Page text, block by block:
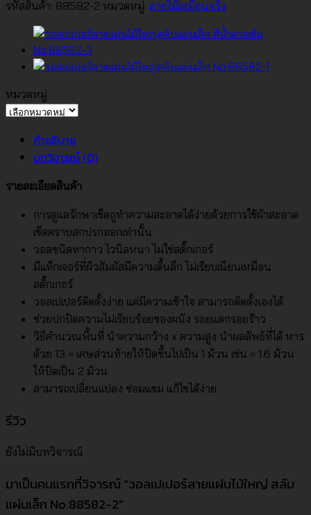
ลาย
ไม้
ใหญ่
สลับ
แผ่น
เล็ก
2
ชิ้น
รหัสสินค้า: 88582-2 หมวดหมู่: ลายไม้เหมือนจริง
หมวดหมู่
หมวด
คำอธิบาย
บทวิจารณ์ (0)
รายละเอียดสินค้า
การดูแลรักษาเช็ดถูทำความสะอาดได้ง่ายด้วยการใช้ผ้าสะอาด
เช็ดคราบสกปรกออกเท่านั้น
วอลชนิดทากาว ไวนิลหนา ไม่ใช่สติ๊กเกอร์
มีแท็กเจอร์ที่ผิวสัมผัสมีความตื้นลึก ไม่เรียบเนียนเหมือน
สติ๊กเกอร์
วอลเปเปอร์ติดตั้งง่าย แค่มีความเข้าใจ สามารถติดตั้งเองได้
ช่วยปกปิดความไม่เรียบร้อยของผนัง รอยแตกรอยร้าว
วิธีคำนวณพื้นที่ นำความกว้าง x ความสูง นำผลลัพธ์ที่ได้ หาร
ด้วย 13 = เศษส่วนท้ายให้ปัดขึ้นไปเป็น 1 ม้วน เช่น = 1.6 ม้วน
ให้ปัดเป็น 2 ม้วน
สามารถเปลี่ยนแปลง ซ่อมแซม แก้ไขได้ง่าย
รีวิว
ยังไม่มีบทวิจารณ์
มาเป็นคนแรกที่วิจารณ์ “วอลเปเปอร์ลายแผ่นไม้ใหญ่ สลับ
แผ่นเล็ก No.88582-2”